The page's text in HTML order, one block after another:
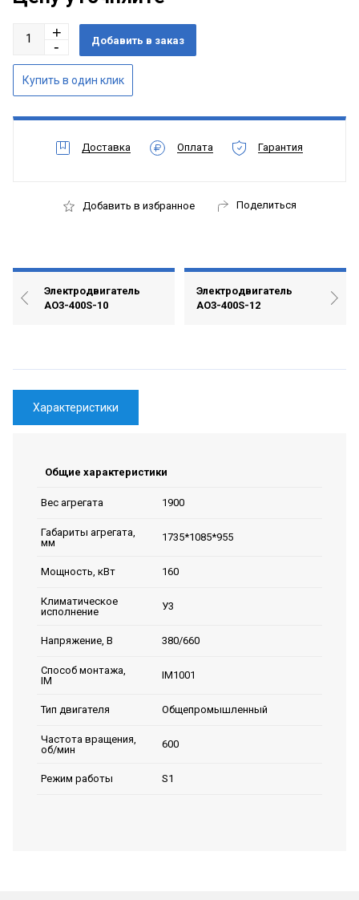
Доставка Оплата Гарантия
Добавить в избранное Поделиться
Электродвигатель
АО3-400S-10
Электродвигатель
АО3-400S-12
Характеристики
Общие характеристики
Вес агрегата 1900
Габариты агрегата,
мм
1735*1085*955
Мощность, кВт 160
Климатическое
исполнение
У3
Напряжение, В 380/660
Способ монтажа,
IM
IM1001
Тип двигателя Общепромышленный
Частота вращения,
об/мин
600
Режим работы S1